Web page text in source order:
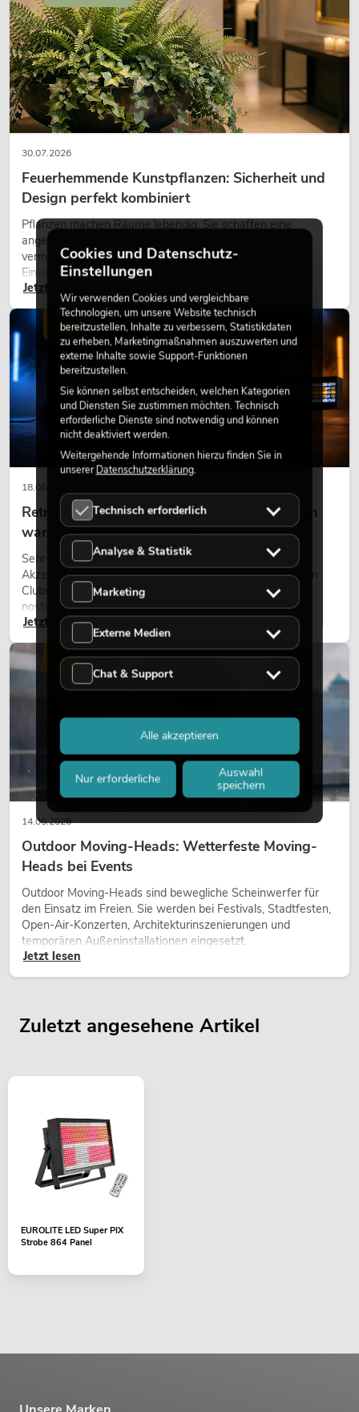
30.07.2026
Feuerhemmende Kunstpflanzen: Sicherheit und
Design perfekt kombiniert
Pflanzen machen Räume lebendig. Sie schaffen eine
angenehme Atmosphäre, verbessern das Ambiente und
vermitteln Natürlichkeit. Ob in Hotels, Restaurants,
Einkaufszentren, Bürogebäuden oder auf Messeständen:
eine hochwertige Begrünung gehört heute längst zum
modernen Raumkonzept.
Jetzt lesen
18.06.2026
Retro-Licht im modernen Lichtdesign: Warum
warmes Licht wieder wirkt
Sehr warmes Licht, sichtbare Leuchtflächen und farbige
Akzente prägen viele aktuelle Lichtdesigns auf Bühnen, in
Clubs und bei Events. Retro-Licht ist dabei kein rein
nostalgischer Effekt, sondern ein bewusst eingesetztes
Gestaltungsmittel: Es schafft Atmosphäre, gibt Szenen
Charakter und kann technische LED-Setups emotionaler
wirken lassen.
Jetzt lesen
LICHT
14.05.2026
Outdoor Moving-Heads: Wetterfeste Moving-
Heads bei Events
Outdoor Moving-Heads sind bewegliche Scheinwerfer für
den Einsatz im Freien. Sie werden bei Festivals, Stadtfesten,
Open-Air-Konzerten, Architekturinszenierungen und
temporären Außeninstallationen eingesetzt.
Jetzt lesen
LICHT
Zuletzt angesehene Artikel
EUROLITE LED Super PIX
Strobe 864 Panel
Cookies und Datenschutz-
Einstellungen
Wir verwenden Cookies und vergleichbare
Technologien, um unsere Website technisch
bereitzustellen, Inhalte zu verbessern, Statistikdaten
zu erheben, Marketingmaßnahmen auszuwerten und
externe Inhalte sowie Support-Funktionen
bereitzustellen.
Sie können selbst entscheiden, welchen Kategorien
und Diensten Sie zustimmen möchten. Technisch
erforderliche Dienste sind notwendig und können
nicht deaktiviert werden.
Weitergehende Informationen hierzu finden Sie in
unsererDatenschutzerklärung.
Technisch erforderlich
Analyse & Statistik
Marketing
Externe Medien
Chat & Support
Nur erforderliche
Auswahl
speichern
Alle akzeptieren